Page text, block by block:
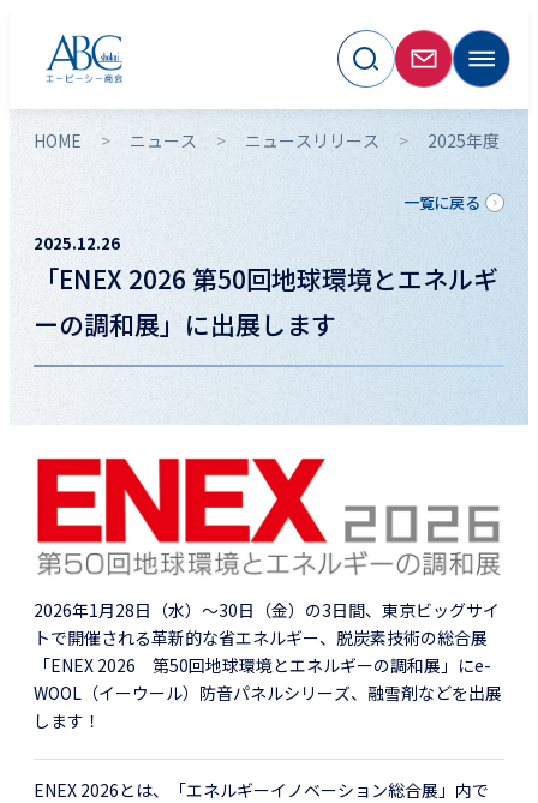
HOME ニュース ニュースリリース 2025年度
2025.12.26
「ENEX 2026 第50回地球環境とエネルギ
ーの調和展」に出展します
一覧に戻る
2026年1月28日（水）～30日（金）の3日間、東京ビッグサイ
トで開催される革新的な省エネルギー、脱炭素技術の総合展
「ENEX 2026 第50回地球環境とエネルギーの調和展」にe-
WOOL（イーウール）防音パネルシリーズ、融雪剤などを出展
します！
ENEX 2026とは、「エネルギーイノベーション総合展」内で